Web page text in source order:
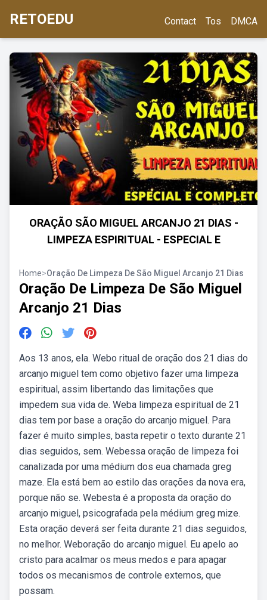
RETOEDU Contact Tos DMCA
ORAÇÃO SÃO MIGUEL ARCANJO 21 DIAS -
LIMPEZA ESPIRITUAL - ESPECIAL E
Home>Oração De Limpeza De São Miguel Arcanjo 21 Dias
Oração De Limpeza De São Miguel
Arcanjo 21 Dias
Aos 13 anos, ela. Webo ritual de oração dos 21 dias do
arcanjo miguel tem como objetivo fazer uma limpeza
espiritual, assim libertando das limitações que
impedem sua vida de. Weba limpeza espiritual de 21
dias tem por base a oração do arcanjo miguel. Para
fazer é muito simples, basta repetir o texto durante 21
dias seguidos, sem. Webessa oração de limpeza foi
canalizada por uma médium dos eua chamada greg
maze. Ela está bem ao estilo das orações da nova era,
porque não se. Webesta é a proposta da oração do
arcanjo miguel, psicografada pela médium greg mize.
Esta oração deverá ser feita durante 21 dias seguidos,
no melhor. Weboração do arcanjo miguel. Eu apelo ao
cristo para acalmar os meus medos e para apagar
todos os mecanismos de controle externos, que
possam.